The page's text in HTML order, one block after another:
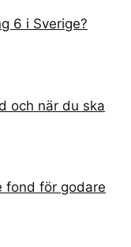
6 i Sverige?
och när du ska
fond för godare